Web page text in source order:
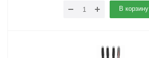
В корзину